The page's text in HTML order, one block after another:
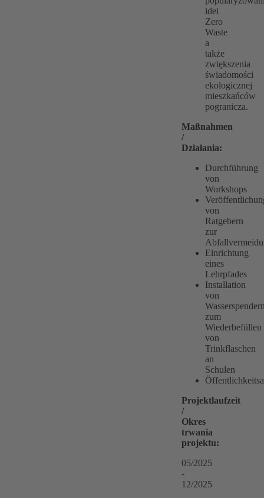
idei
Zero
Waste
a
także
zwiększenia
świadomości
ekologicznej
mieszkańców
pogranicza.
Maßnahmen
/
Działania:
Durchführung
von
Workshops
von
Ratgebern
zur
Einrichtung
eines
Lehrpfades
Installation
von
zum
Wiederbefüllen
von
Trinkflaschen
an
Schulen
Projektlaufzeit
/
Okres
trwania
projektu:
05/2025
-
12/2025